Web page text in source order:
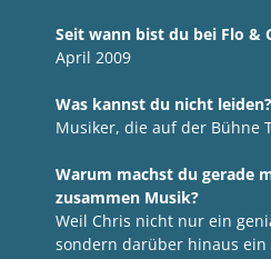
Seit wann bist du bei Flo &
April 2009
Was kannst du nicht leiden?
Musiker, die auf der Bühne
Warum machst du gerade
zusammen Musik?
Weil Chris nicht nur ein
sondern darüber hinaus